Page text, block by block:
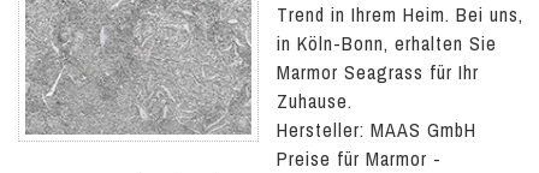
Trend in Ihrem Heim. Bei uns,
in Köln-Bonn, erhalten Sie
Marmor Seagrass für Ihr
Zuhause.
Hersteller: MAAS GmbH
Preise für Marmor -